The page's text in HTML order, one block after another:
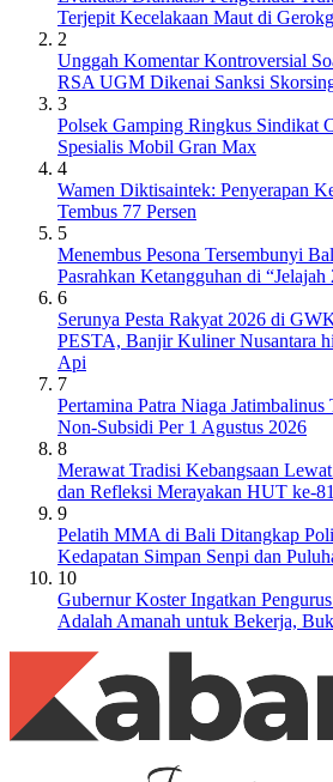
Terjepit Kecelakaan Maut di
2
Unggah Komentar Kontroversial
RSA UGM Dikenai Sanksi
3
Polsek Gamping Ringkus Sindikat
Spesialis Mobil Gran Max
4
Wamen Diktisaintek: Penyerapan
Tembus 77 Persen
5
Menembus Pesona Tersembunyi
Pasrahkan Ketangguhan di “Jelajah
6
Serunya Pesta Rakyat 2026 di
PESTA, Banjir Kuliner Nusantara
Api
7
Pertamina Patra Niaga
Non-Subsidi Per 1 Agustus 2026
8
Merawat Tradisi Kebangsaan
dan Refleksi Merayakan HUT ke-
9
Pelatih MMA di Bali Ditangkap
Kedapatan Simpan Senpi dan
10
Gubernur Koster Ingatkan
Adalah Amanah untuk Bekerja,